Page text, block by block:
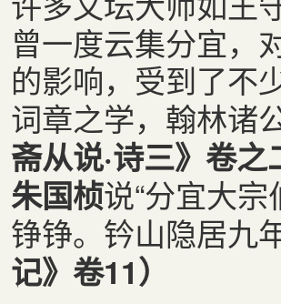
曾一度云集分宜，
的影响，受到了不
词章之学，翰林诸
斋从说·诗三》卷之
朱国桢说“分宜大
铮铮。钤山隐居九
记》卷11）